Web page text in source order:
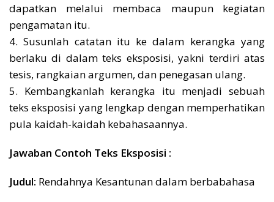
dapatkan melalui membaca maupun kegiatan
pengamatan itu.
4. Susunlah catatan itu ke dalam kerangka yang
berlaku di dalam teks eksposisi, yakni terdiri atas
tesis, rangkaian argumen, dan penegasan ulang.
5. Kembangkanlah kerangka itu menjadi sebuah
teks eksposisi yang lengkap dengan memperhatikan
pula kaidah-kaidah kebahasaannya.
Jawaban Contoh Teks Eksposisi :
Judul: Rendahnya Kesantunan dalam berbabahasa